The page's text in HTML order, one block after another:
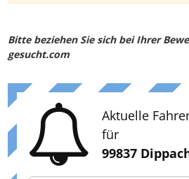
Bitte beziehen Sie sich bei Ihrer
gesucht.com
Aktuelle
für
99837